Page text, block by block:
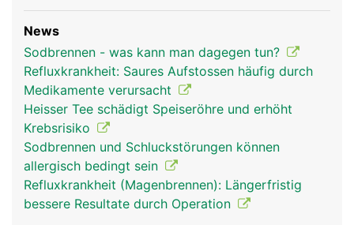
News
Sodbrennen - was kann man dagegen tun?
Refluxkrankheit: Saures Aufstossen häufig durch
Medikamente verursacht
Heisser Tee schädigt Speiseröhre und erhöht
Krebsrisiko
Sodbrennen und Schluckstörungen können
allergisch bedingt sein
Refluxkrankheit (Magenbrennen): Längerfristig
bessere Resultate durch Operation